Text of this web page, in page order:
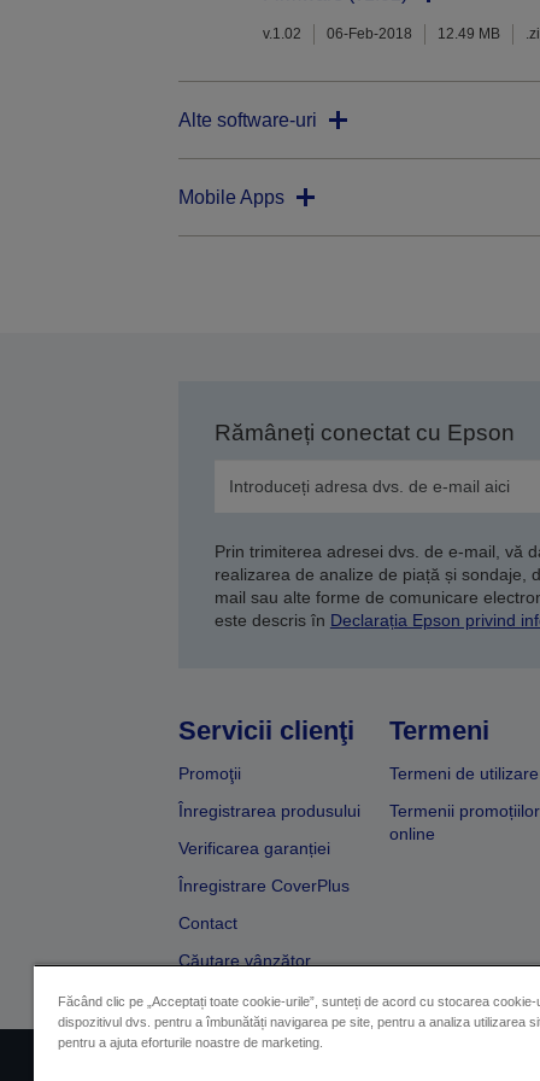
v.1.02 06-Feb-2018 12.49 MB
Alte software-uri
Mobile Apps
Rămâneți conectat cu Epson
Prin trimiterea adresei dvs. de e-mail, vă
realizarea de analize de piață și sondaje,
mail sau alte forme de comunicare
este descris în Declarația Epson privind
Servicii clienţi
Promoţii
Înregistrarea produsului
Verificarea garanției
Înregistrare CoverPlus
Contact
Căutare vânzător
Termeni
Termeni de utilizare
Termenii promoțiilor
online
Făcând clic pe „Acceptați toate cookie-urile”, sunteți de acord cu stocarea cookie-
dispozitivul dvs. pentru a îmbunătăți navigarea pe site, pentru a analiza utilizarea
pentru a ajuta eforturile noastre de marketing.